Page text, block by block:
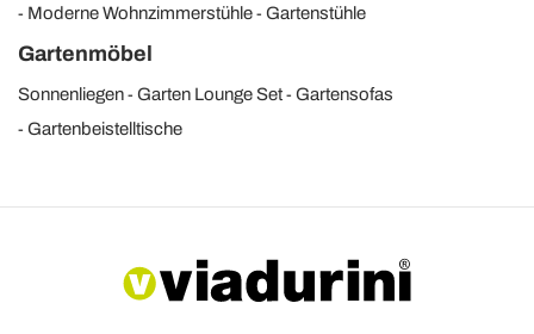
Moderne Wohnzimmerstühle
Gartenstühle
Gartenmöbel
Sonnenliegen Garten Lounge Set
Gartensofas
Gartenbeistelltische